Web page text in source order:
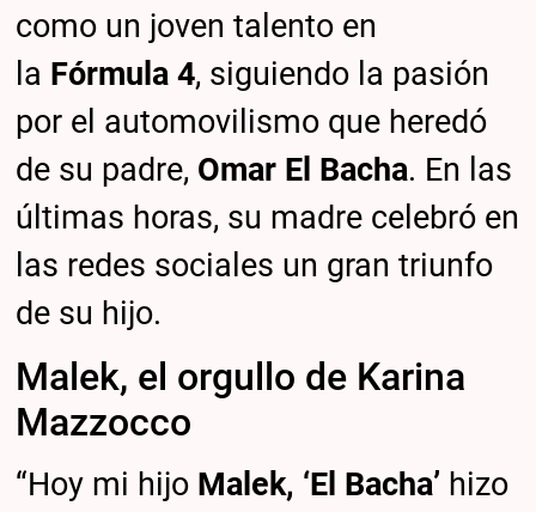
como un joven talento en
la Fórmula 4, siguiendo la pasión
por el automovilismo que heredó
de su padre, Omar El Bacha. En las
últimas horas, su madre celebró en
las redes sociales un gran triunfo
de su hijo.
Malek, el orgullo de Karina
Mazzocco
“Hoy mi hijo Malek, ‘El Bacha’ hizo